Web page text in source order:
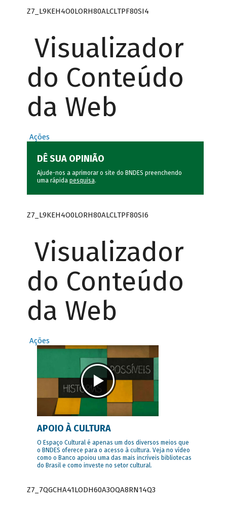
Z7_L9KEH4O0LORH80ALCLTPF80SI4
Visualizador
do Conteúdo
da Web
Ações
DÊ SUA OPINIÃO
Ajude-nos a aprimorar o site do BNDES preenchendo
uma rápida pesquisa.
Z7_L9KEH4O0LORH80ALCLTPF80SI6
Visualizador
do Conteúdo
da Web
Ações
APOIO À CULTURA
O Espaço Cultural é apenas um dos diversos meios que
o BNDES oferece para o acesso à cultura. Veja no vídeo
como o Banco apoiou uma das mais incríveis bibliotecas
do Brasil e como investe no setor cultural.
Z7_7QGCHA41LODH60A3OQA8RN14Q3